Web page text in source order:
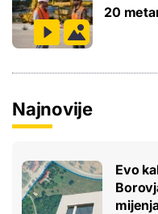
20
Najnovije
Evo